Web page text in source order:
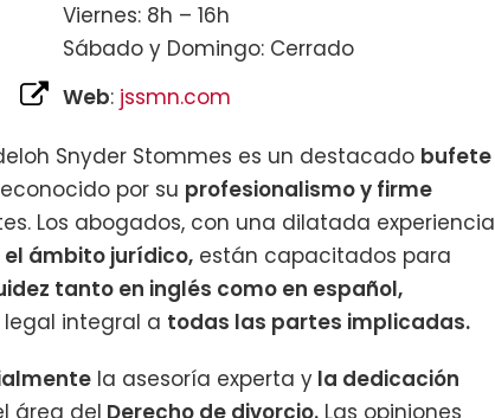
Viernes: 8h – 16h
Sábado y Domingo: Cerrado
Web: jssmn.com
Snyder Stommes es un destacado bufete
por su profesionalismo y firme
Los abogados, con una dilatada experiencia
ámbito jurídico, están capacitados para
tanto en inglés como en español,
integral a todas las partes implicadas.
la asesoría experta y la dedicación
área del Derecho de divorcio. Las opiniones